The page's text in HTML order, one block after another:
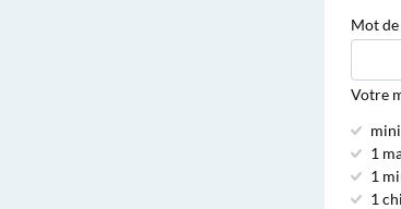
Mot de
Votre
1
1
1